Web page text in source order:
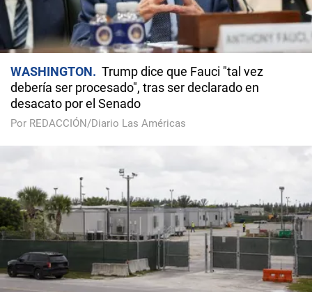
WASHINGTON
Trump dice que Fauci "tal vez
debería ser procesado", tras ser declarado en
desacato por el Senado
Por REDACCIÓN/Diario Las Américas